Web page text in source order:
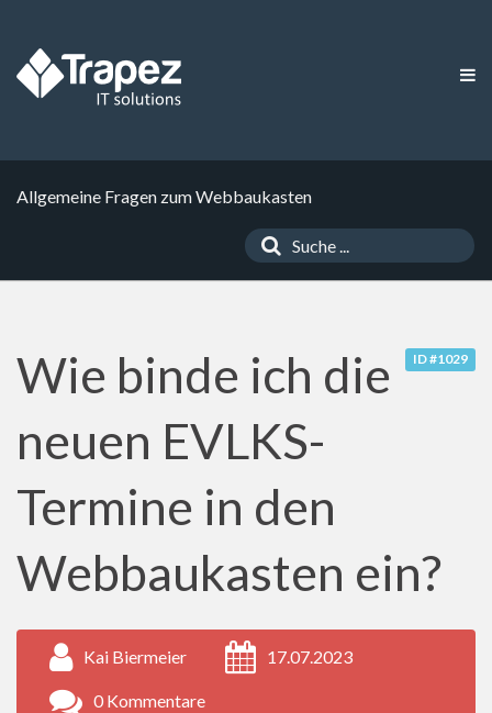
Allgemeine Fragen zum Webbaukasten
ID #1029
Wie binde ich die
neuen EVLKS-
Termine in den
Webbaukasten ein?
Kai Biermeier 17.07.2023
0 Kommentare